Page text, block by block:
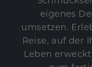
eigenes
umsetzen.
Reise, auf der
Leben